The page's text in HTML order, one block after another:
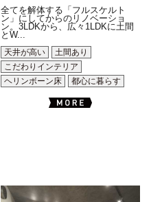
全てを解体する「フルスケルト
ン」にしてからのリノベーショ
ン。3LDKから、広々1LDKに土間
とW...
天井が高い
土間あり
こだわりインテリア
ヘリンボーン床
都心に暮らす